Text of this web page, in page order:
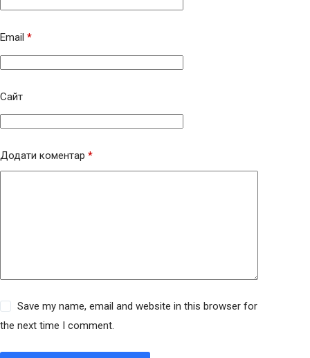
Email *
Сайт
Додати коментар *
Save my name, email and website in this browser for
the next time I comment.